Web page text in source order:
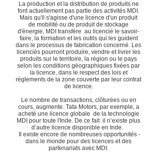
La production et la distribution de produits ne
font actuellement pas partie des activités MDI.
Mais qu'il s'agisse d'une licence d'un produit
de mobilité ou de produit de stockage
d'énergie, MDI transfère au licencié le savoir-
faire, la formation et les outils qui les guident
dans le processus de fabrication concerné. Les
licenciés pourront produire, vendre et livrer les
produits sur le territoire, la région ou le pays
selon les conditions géographiques fixées par
la licence, dans le respect des lois et
règlements de la zone couverte par leur contrat
de licence.
Le nombre de transactions, clôturées ou en
cours, augmente. Tata Motors, par exemple, a
acheté une licence globale de la technologie
MDI pour toute l'Inde. De ce fait il n’existe plus
d’autre licence disponible en Inde.
Il existe encore de nombreuses opportunités -
dans le monde pour des licences et des
partenariats avec MDI.